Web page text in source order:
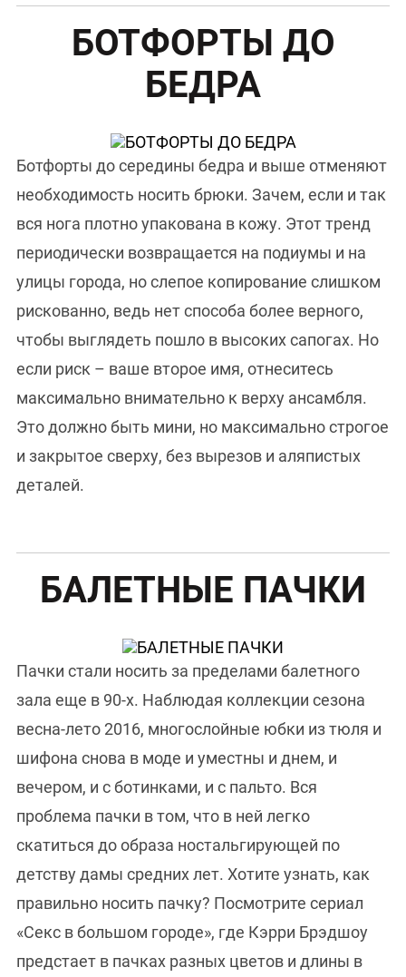
БОТФОРТЫ ДО
БЕДРА
Ботфорты до середины бедра и выше отменяют
необходимость носить брюки. Зачем, если и так
вся нога плотно упакована в кожу. Этот тренд
периодически возвращается на подиумы и на
улицы города, но слепое копирование слишком
рискованно, ведь нет способа более верного,
чтобы выглядеть пошло в высоких сапогах. Но
если риск – ваше второе имя, отнеситесь
максимально внимательно к верху ансамбля.
Это должно быть мини, но максимально строгое
и закрытое сверху, без вырезов и аляпистых
деталей.
БАЛЕТНЫЕ ПАЧКИ
Пачки стали носить за пределами балетного
зала еще в 90-х. Наблюдая коллекции сезона
весна-лето 2016, многослойные юбки из тюля и
шифона снова в моде и уместны и днем, и
вечером, и с ботинками, и с пальто. Вся
проблема пачки в том, что в ней легко
скатиться до образа ностальгирующей по
детству дамы средних лет. Хотите узнать, как
правильно носить пачку? Посмотрите сериал
«Секс в большом городе», где Кэрри Брэдшоу
предстает в пачках разных цветов и длины в